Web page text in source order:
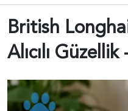
British
Alıcılı